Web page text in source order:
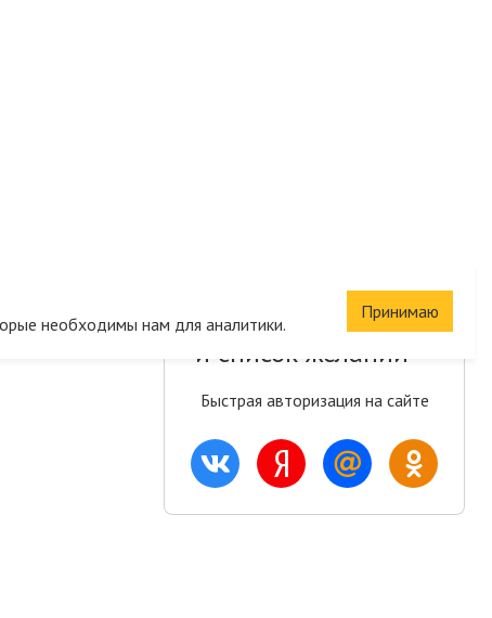
Сохраните корзину
и список желаний
Быстрая авторизация на сайте
необходимы нам для аналитики.
Принимаю